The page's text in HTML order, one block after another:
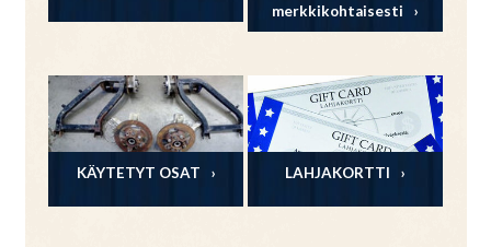
merkkikohtaisesti
KÄYTETYT OSAT LAHJAKORTTI